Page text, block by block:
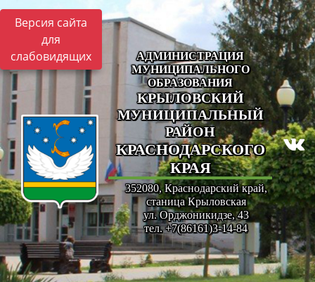
Версия сайта
для
слабовидящих
АДМИНИСТРАЦИЯ
МУНИЦИПАЛЬНОГО
ОБРАЗОВАНИЯ
КРЫЛОВСКИЙ
МУНИЦИПАЛЬНЫЙ
РАЙОН
КРАСНОДАРСКОГО
КРАЯ
352080, Краснодарский край,
станица Крыловская
ул. Орджоникидзе, 43
тел. +7(86161)3-14-84